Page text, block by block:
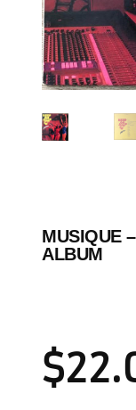
MUSIQUE
ALBUM
$